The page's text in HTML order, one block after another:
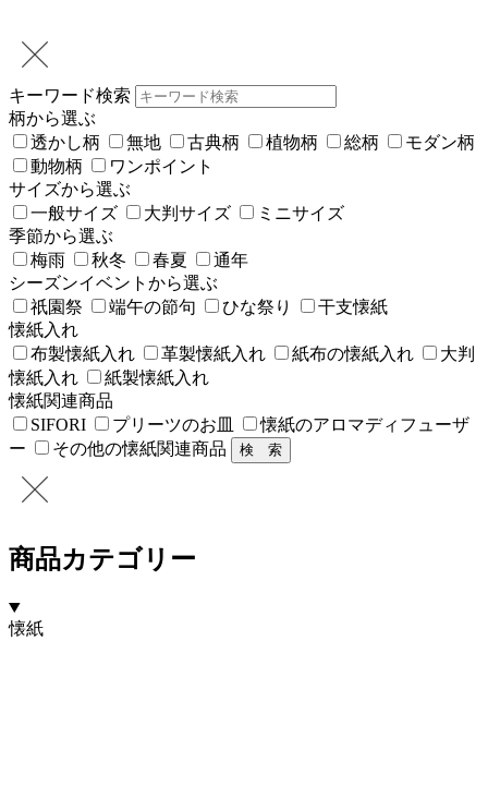
キーワード検索
柄から選ぶ
透かし柄
無地 古典柄 植物柄 総柄
モダン柄
動物柄
ワンポイント
サイズから選ぶ
一般サイズ
大判サイズ
ミニサイズ
季節から選ぶ
梅雨
秋冬 春夏
通年
シーズンイベントから選ぶ
祇園祭
端午の節句 ひな祭り
干支懐紙
懐紙入れ
布製懐紙入れ
革製懐紙入れ 紙布の懐紙入れ
大判
懐紙入れ
紙製懐紙入れ
懐紙関連商品
SIFORI
プリーツのお皿
懐紙のアロマディフューザ
ー
その他の懐紙関連商品
商品カテゴリー
懐紙